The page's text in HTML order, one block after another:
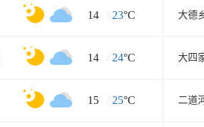
14 / 23°C 大德
14 / 24°C 大四
15 / 25°C 二道